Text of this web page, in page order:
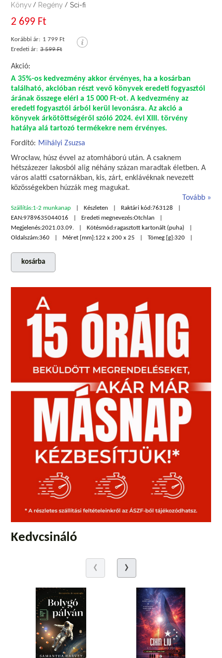
Könyv / Regény / Sci-fi
2 699 Ft
Korábbi ár: 1 799 Ft
Eredeti ár: 3 599 Ft
Akció:
A 35%-os kedvezmény akkor érvényes, ha a kosárban
található, akcióban részt vevő könyvek eredeti fogyasztói
árának összege eléri a 15 000 Ft-ot. A kedvezmény az
eredeti fogyasztói árból kerül levonásra. Az akció a
könyvek árkötöttségéről szóló 2024. évi XIII. törvény
hatálya alá tartozó termékekre nem érvényes.
Fordító: Mihályi Zsuzsa
Wrocław, húsz évvel az atomháború után. A csaknem
hétszázezer lakosból alig néhány százan maradtak életben. A
város alatti csatornákban, kis, zárt, enklávéknak nevezett
közösségekben húzzák meg magukat.
Tovább
Szállítás:1-2 munkanap Készleten Raktári kód:763128
EAN:9789635044016 Eredeti megnevezés:Otchlan
Megjelenés:2021.03.09. Kötésmód:ragasztott kartonált (puha)
Oldalszám:360 Méret [mm]:122 x 200 x 25 Tömeg [g]:320
kosárba
Kedvcsináló